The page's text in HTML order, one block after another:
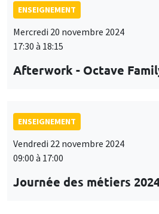
ENSEIGNEMENT
Mercredi 20 novembre 2024
17:30 à 18:15
Afterwork - Octave
ENSEIGNEMENT
Vendredi 22 novembre 2024
09:00 à 17:00
Journée des métiers